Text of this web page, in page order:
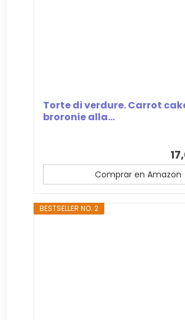
Torte di verdure. Carrot
broronie alla...
Comprar en Amazon
BESTSELLER NO. 2